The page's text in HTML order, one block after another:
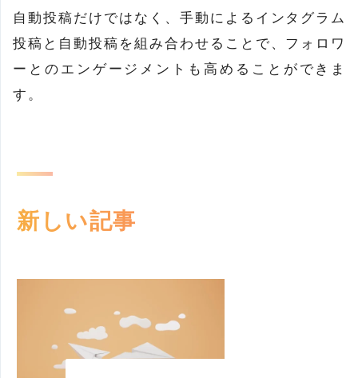
自動投稿だけではなく、手動によるインタグラム
投稿と自動投稿を組み合わせることで、フォロワ
ーとのエンゲージメントも高めることができま
す。
新しい記事